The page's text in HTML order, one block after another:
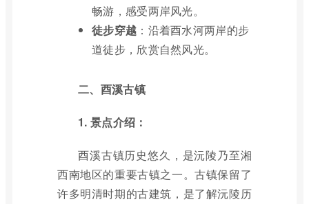
畅游，感受两岸风光。
徒步穿越 ：沿着酉水河两岸的步
道徒步，欣赏自然风光。
二、酉溪古镇
1. 景点介绍：
酉溪古镇历史悠久，是沅陵乃至湘
西南地区的重要古镇之一。古镇保留了
许多明清时期的古建筑，是了解沅陵历